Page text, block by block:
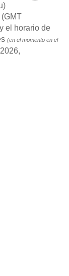
(GMT
el horario de
(en el momento en el